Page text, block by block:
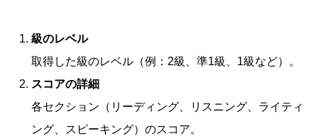
級のレベル
取得した級のレベル（例：2級、準1級、1級など）。
スコアの詳細
各セクション（リーディング、リスニング、ライティ
ング、スピーキング）のスコア。